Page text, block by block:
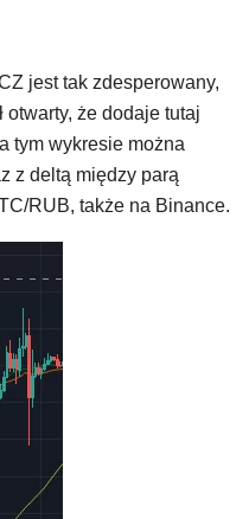
jest tak zdesperowany,
otwarty, że dodaje tutaj
tym wykresie można
z deltą między parą
RUB, także na Binance.